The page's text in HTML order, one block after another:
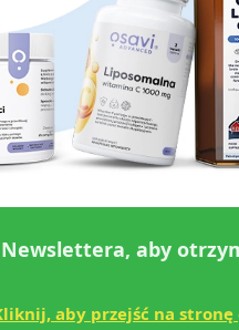
aby
aby przejść na stronę